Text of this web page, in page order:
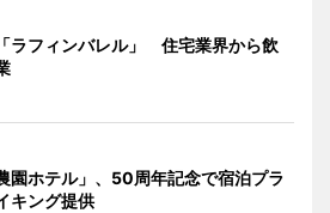
ラフィンバレル」 住宅業界から飲
園ホテル」、50周年記念で宿泊プラ
キング提供